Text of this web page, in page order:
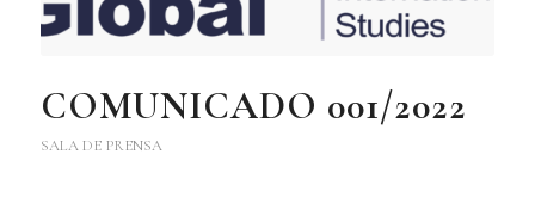
COMUNICADO 001/2022
SALA DE PRENSA